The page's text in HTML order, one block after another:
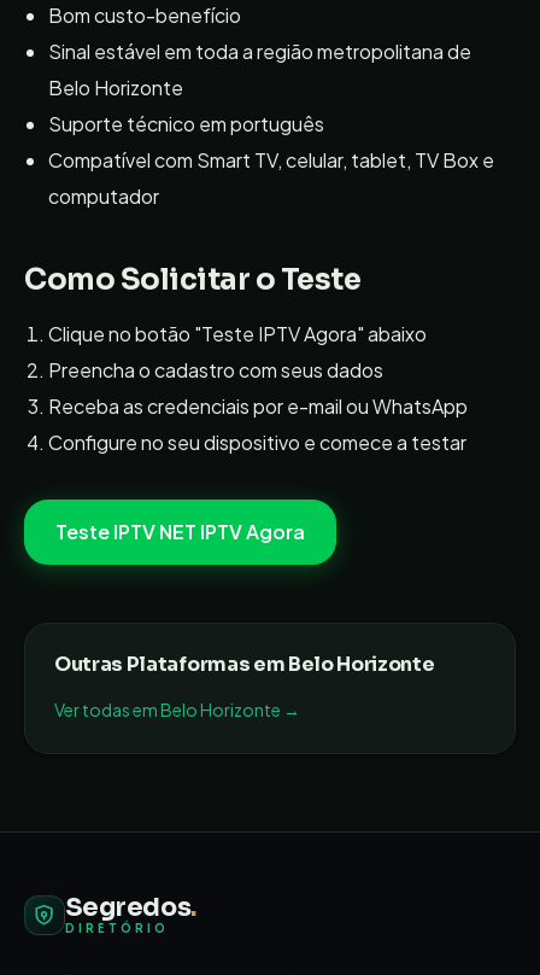
Bom custo-benefício
Sinal estável em toda a região metropolitana de
Belo Horizonte
Suporte técnico em português
Compatível com Smart TV, celular, tablet, TV Box e
computador
Como Solicitar o Teste
Clique no botão "Teste IPTV Agora" abaixo
Preencha o cadastro com seus dados
Receba as credenciais por e-mail ou WhatsApp
Configure no seu dispositivo e comece a testar
Teste IPTVNET IPTVAgora
Outras Plataformas emBelo Horizonte
Ver todas emBelo Horizonte →
Segredos.
DIRETÓRIO